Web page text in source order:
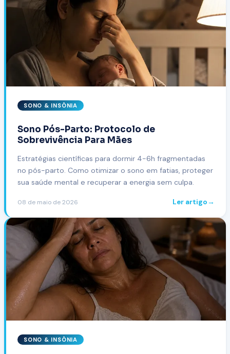
SONO & INSÔNIA
Sono Pós-Parto: Protocolo de
Sobrevivência Para Mães
Estratégias científicas para dormir 4-6h fragmentadas
no pós-parto. Como otimizar o sono em fatias, proteger
sua saúde mental e recuperar a energia sem culpa.
08 de maio de 2026 Ler artigo→
SONO & INSÔNIA